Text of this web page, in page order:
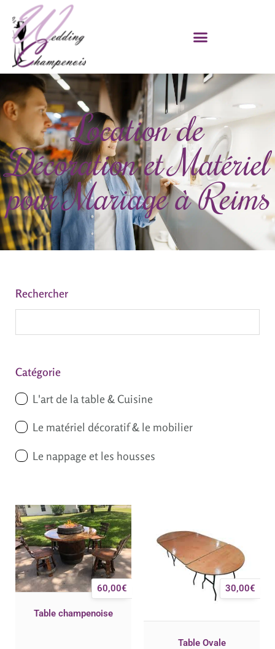
Location de
Décoration et Matériel
pour Mariage à Reims
Table champenoise
60,00€
Table Ovale
30,00€
Rechercher
Catégorie
L'art de la table & Cuisine
Le matériel décoratif & le mobilier
Le nappage et les housses